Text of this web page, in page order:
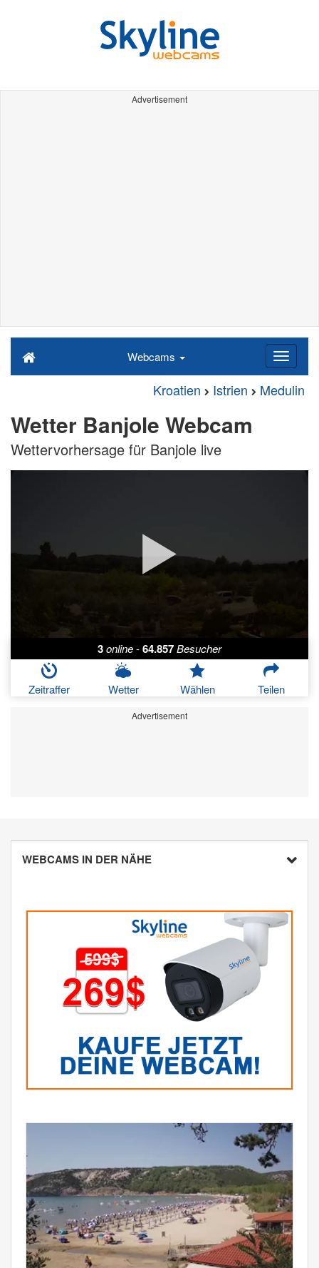
Advertisement
Webcams
Kroatien Istrien Medulin
Wetter Banjole Webcam
Wettervorhersage für Banjole live
3online-64.857Besucher
Zeitraffer Wetter Wählen Teilen
Advertisement
WEBCAMS IN DER NÄHE